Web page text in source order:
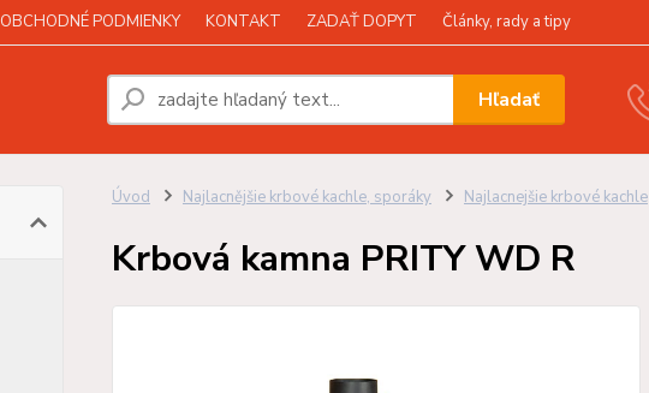
OBCHODNÉ PODMIENKY KONTAKT ZADAŤ DOPYT Články, rady a tipy
Hľadať
Úvod Najlacnějšie krbové kachle, sporáky Najlacnejšie krbové kachle
Krbová kamna PRITY WD R